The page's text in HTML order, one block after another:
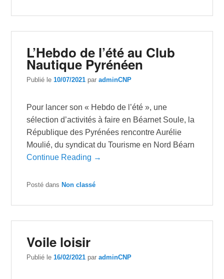
L’Hebdo de l’été au Club
Nautique Pyrénéen
Publié le10/07/2021 paradminCNP
Pour lancer son « Hebdo de l’été », une
sélection d’activités à faire en Béarnet Soule, la
République des Pyrénées rencontre Aurélie
Moulié, du syndicat du Tourisme en Nord Béarn
Continue Reading →
Posté dans Non classé
Voile loisir
Publié le16/02/2021 paradminCNP